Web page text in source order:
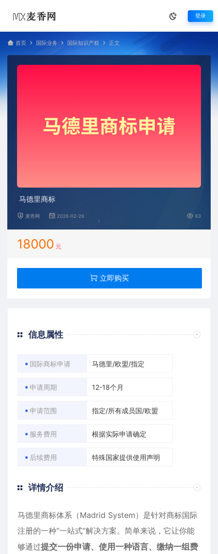
登录
首页 国际业务 国际知识产权 正文
马德里商标
麦香网 2026-02-26 63
18000 元
立即购买
信息属性
国际商标申请 马德里/欧盟/指定
申请周期 12-18个月
申请范围 指定/所有成员国/欧盟
服务费用 根据实际申请确定
后续费用 特殊国家提供使用声明
详情介绍
马德里商标体系 （Madrid System）是针对商标国际
注册的一种“一站式”解决方案。简单来说，它让你能
够通过提交一份申请、使用一种语言、缴纳一组费